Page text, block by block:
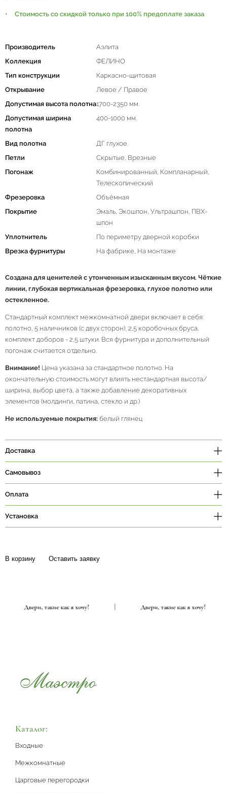
Стоимость со скидкой только при 100% предоплате заказа
Производитель
Аэлита
Коллекция
ФЕЛИНО
Тип конструкции
Каркасно-щитовая
Открывание
Левое / Правое
Допустимая высота полотна1700-2350 мм.
Допустимая ширина
полотна
400-1000 мм.
Вид полотна
ДГ глухое
Петли
Скрытые, Врезные
Погонаж
Комбинированный, Компланарный,
Телескопический
Фрезеровка
Объёмная
Покрытие
Эмаль, Экошпон, Ультрашпон, ПВХ-
шпон
Уплотнитель
По периметру дверной коробки
Врезка фурнитуры
На фабрике, На монтаже
Создана для ценителей с утонченным изысканным вкусом. Чёткие
линии, глубокая вертикальная фрезеровка, глухое полотно или
остекленное.
Стандартный комплект межкомнатной двери включает в себя:
полотно, 5 наличников (с двух сторон), 2,5 коробочных бруса,
комплект доборов - 2,5 штуки. Вся фурнитура и дополнительный
погонаж считается отдельно.
Внимание! Цена указана за стандартное полотно. На
окончательную стоимость могут влиять нестандартная высота/
ширина, выбор цвета, а также добавление декоративных
элементов (молдинги, патина, стекло и др.)
Не используемые покрытия: белый глянец
Доставка
Самовывоз
Оплата
Установка
В корзину Оставить заявку
Двери, такие как я хочу! Двери, такие как я хочу!
Каталог:
Входные
Межкомнатные
Царговые перегородки